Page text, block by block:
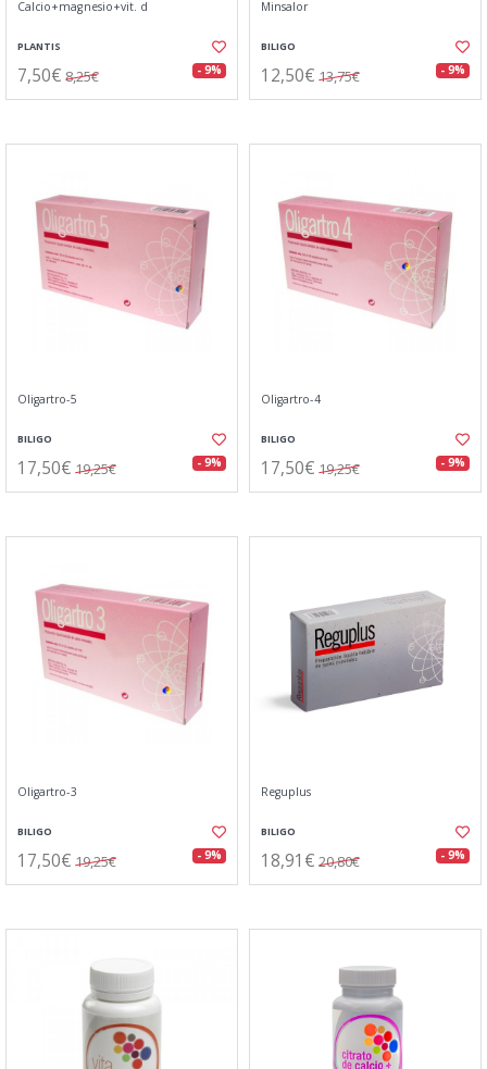
Calcio+magnesio+vit. d
PLANTIS
7,50€ 8,25€ - 9%
Minsalor
BILIGO
12,50€ 13,75€ - 9%
Oligartro-5
BILIGO
17,50€ 19,25€ - 9%
Oligartro-4
BILIGO
17,50€ 19,25€ - 9%
Oligartro-3
BILIGO
17,50€ 19,25€ - 9%
Reguplus
BILIGO
18,91€ 20,80€ - 9%